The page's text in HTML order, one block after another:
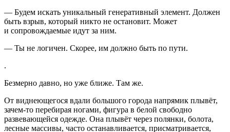
— Будем искать уникальный генеративный элемент. Должен
быть взрыв, который никто не остановит. Может
и сопровождаемые идут за ним.
— Ты не логичен. Скорее, им должно быть по пути.
.
Безмерно давно, но уже ближе. Там же.
От виднеющегося вдали большого города напрямик плывёт,
зачем-то перебирая ногами, фигура в белой свободно
развевающейся одежде. Она плывёт через полянки, болота,
лесные массивы, часто останавливается, присматривается,